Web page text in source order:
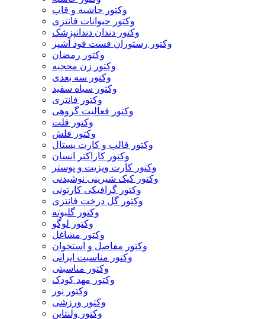
وکتور حاشیه و قاب
وکتور حیوانات فانتزی
وکتور دندان دندانپزشک
وکتور رستوران فست فود آشپز
وکتور رمضان
وکتور زن محجبه
وکتور سه بعدی
وکتور سیاه سفید
وکتور فانتزی
وکتور فعالیت گروهی
وکتور فلت
وکتور فلش
وکتور قالب و کارت پستال
وکتور کاراکتر انسان
وکتور کارت ویزیت و پوستر
وکتور کیک شیرینی نوشیدنی
وکتور گرافیکی کارتونی
وکتور گل درخت فانتزی
وکتور گلبوته
وکتور لوگو
وکتور مشاغل
وکتور مفاصل و استخوان
وکتور مناسبت ایرانی
وکتور مناسبتی
وکتور مهد کودک
وکتور نور
وکتور ورزشی
وکتور ولنتاین